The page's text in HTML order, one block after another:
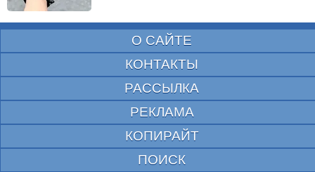
О САЙТЕ
КОНТАКТЫ
РАССЫЛКА
РЕКЛАМА
КОПИРАЙТ
ПОИСК